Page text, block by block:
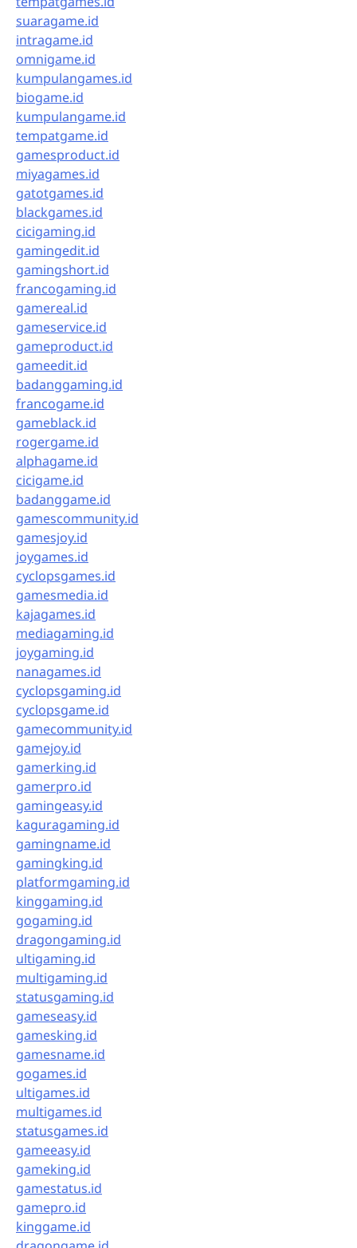
suaragame.id
intragame.id
omnigame.id
kumpulangames.id
biogame.id
kumpulangame.id
tempatgame.id
gamesproduct.id
miyagames.id
gatotgames.id
blackgames.id
cicigaming.id
gamingedit.id
gamingshort.id
francogaming.id
gamereal.id
gameservice.id
gameproduct.id
gameedit.id
badanggaming.id
francogame.id
gameblack.id
rogergame.id
alphagame.id
cicigame.id
badanggame.id
gamescommunity.id
gamesjoy.id
joygames.id
cyclopsgames.id
gamesmedia.id
kajagames.id
mediagaming.id
joygaming.id
nanagames.id
cyclopsgaming.id
cyclopsgame.id
gamecommunity.id
gamejoy.id
gamerking.id
gamerpro.id
gamingeasy.id
kaguragaming.id
gamingname.id
gamingking.id
platformgaming.id
kinggaming.id
gogaming.id
dragongaming.id
ultigaming.id
multigaming.id
statusgaming.id
gameseasy.id
gamesking.id
gamesname.id
gogames.id
ultigames.id
multigames.id
statusgames.id
gameeasy.id
gameking.id
gamestatus.id
gamepro.id
kinggame.id